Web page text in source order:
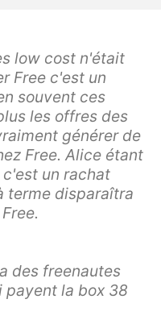
low cost n'était
Free c'est un
souvent ces
les offres des
générer de
Free. Alice étant
un rachat
terme disparaîtra
des freenautes
payent la box 38